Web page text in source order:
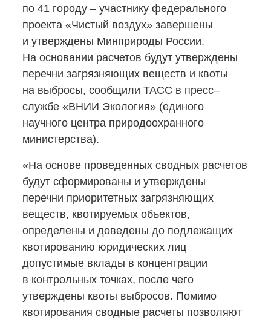
по 41 городу – участнику федерального
проекта «Чистый воздух» завершены
и утверждены Минприроды России.
На основании расчетов будут утверждены
перечни загрязняющих веществ и квоты
на выбросы, сообщили ТАСС в пресс–
службе «ВНИИ Экология» (единого
научного центра природоохранного
министерства).
«На основе проведенных сводных расчетов
будут сформированы и утверждены
перечни приоритетных загрязняющих
веществ, квотируемых объектов,
определены и доведены до подлежащих
квотированию юридических лиц
допустимые вклады в концентрации
в контрольных точках, после чего
утверждены квоты выбросов. Помимо
квотирования сводные расчеты позволяют